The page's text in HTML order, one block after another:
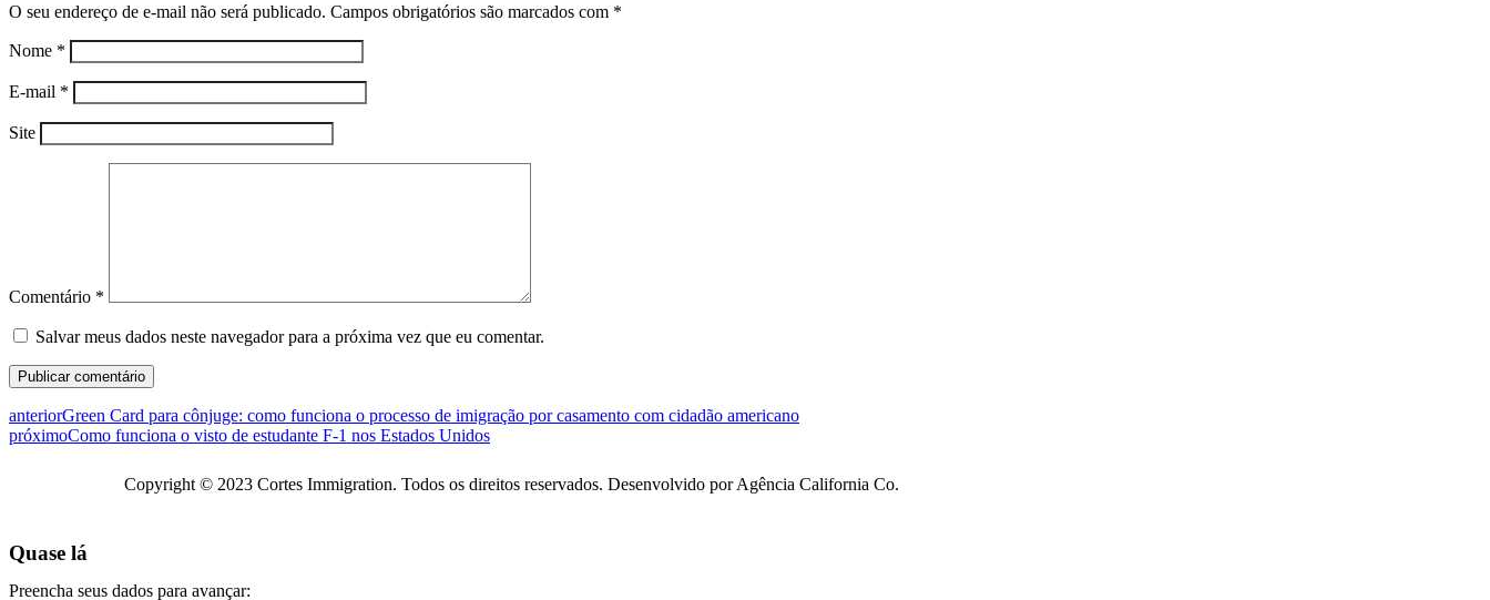
O seu endereço de e-mail não será publicado. Campos obrigatórios são marcados com *
Nome *
E-mail *
Site
Comentário *
Salvar meus dados neste navegador para a próxima vez que eu comentar.
anteriorGreen Card para cônjuge: como funciona o processo de imigração por casamento com cidadão americano
próximoComo funciona o visto de estudante F-1 nos Estados Unidos
Copyright © 2023 Cortes Immigration. Todos os direitos reservados. Desenvolvido por Agência California Co.
Quase lá
Preencha seus dados para avançar: